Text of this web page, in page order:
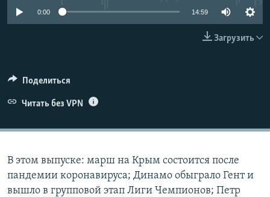
ПОБЕДИТЕЛЕЙ НЕ СУДЯТ?
УКРАИНСКАЯ ПРОБЛЕМА КРЫМА
ПРИСОЕДИНЯЙТЕСЬ!
0:00 14:59
Загрузить
Поделиться
Читать без VPN
В этом выпуске: марш на Крым состоится после
пандемии коронавируса; Динамо обыграло Гент и
вышло в групповой этап Лиги Чемпионов; Петр